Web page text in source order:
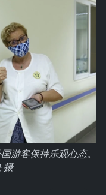
游客保持乐观心态。
摄